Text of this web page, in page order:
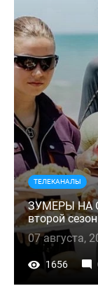
ТЕЛЕКАНАЛЫ
ЗУМЕРЫ НА
второй
07 августа,
1656